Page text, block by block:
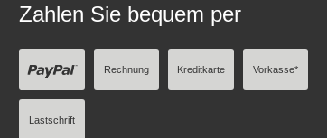
Zahlen Sie bequem per
Rechnung Kreditkarte Vorkasse*
Lastschrift